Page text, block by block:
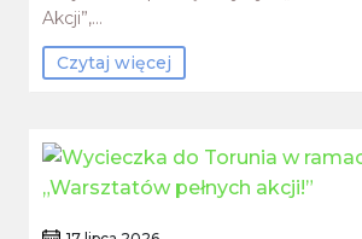
Akcji”,…
Czytaj więcej